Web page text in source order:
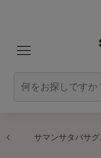
サマンサタバサ